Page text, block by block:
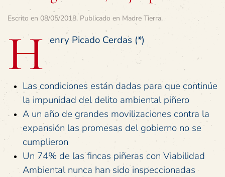
Escrito en 08/05/2018. Publicado en Madre Tierra.
H enry Picado Cerdas (*)
Las condiciones están dadas para que continúe
la impunidad del delito ambiental piñero
A un año de grandes movilizaciones contra la
expansión las promesas del gobierno no se
cumplieron
Un 74% de las fincas piñeras con Viabilidad
Ambiental nunca han sido inspeccionadas